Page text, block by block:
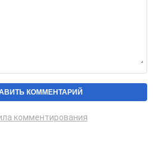
комментирования